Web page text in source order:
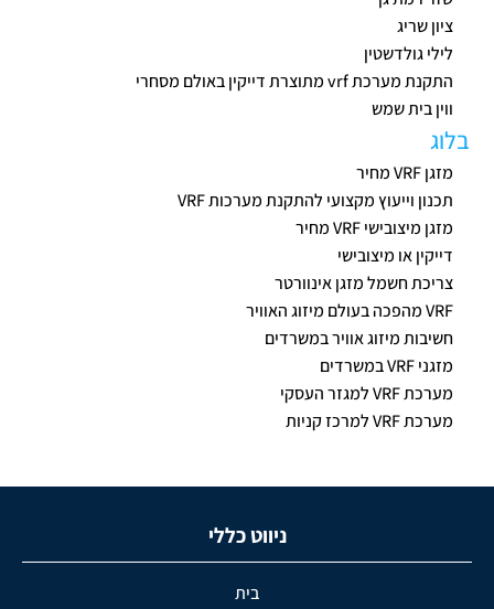
ציון שריג
לילי גולדשטין
התקנת מערכת vrf מתוצרת דייקין באולם מסחרי
ווין בית שמש
בלוג
מזגן VRF מחיר
תכנון וייעוץ מקצועי להתקנת מערכות VRF
מזגן מיצובישי VRF מחיר
דייקין או מיצובישי
צריכת חשמל מזגן אינוורטר
VRF מהפכה בעולם מיזוג האוויר
חשיבות מיזוג אוויר במשרדים
מזגני VRF במשרדים
מערכת VRF למגזר העסקי
מערכת VRF למרכז קניות
ניווט כללי
בית